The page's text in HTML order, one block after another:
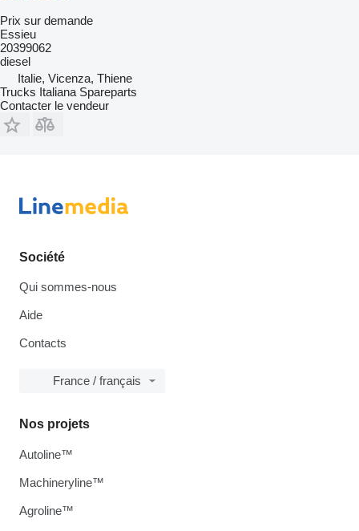
Prix sur demande
Essieu
20399062
diesel
Italie, Vicenza, Thiene
Trucks Italiana Spareparts
Contacter le vendeur
Société
Qui sommes-nous
Aide
Contacts
France / français
Nos projets
Autoline™
Machineryline™
Agroline™